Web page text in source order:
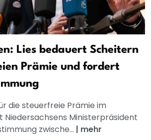
Lies bedauert Scheitern
Prämie und fordert
die steuerfreie Prämie im
Niedersachsens Ministerpräsident
zwische... | mehr